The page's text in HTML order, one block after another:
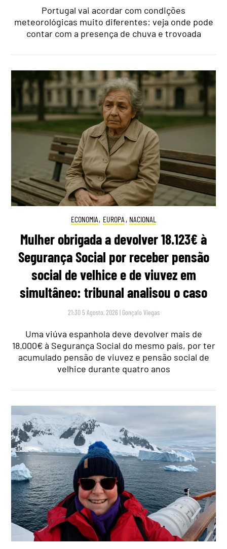
Portugal vai acordar com condições
meteorológicas muito diferentes: veja onde pode
contar com a presença de chuva e trovoada
ECONOMIA, EUROPA , NACIONAL
Mulher obrigada a devolver 18.123€ à
Segurança Social por receber pensão
social de velhice e de viuvez em
simultâneo: tribunal analisou o caso
21:30 5 Agosto, 2026 | Gonçalo Viegas
Uma viúva espanhola deve devolver mais de
18.000€ à Segurança Social do mesmo país, por ter
acumulado pensão de viuvez e pensão social de
velhice durante quatro anos